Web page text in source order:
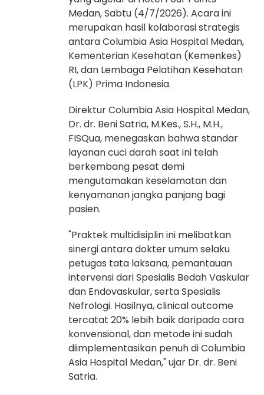
Medan, Sabtu (4/7/2026). Acara ini
merupakan hasil kolaborasi strategis
antara Columbia Asia Hospital Medan,
Kementerian Kesehatan (Kemenkes)
RI, dan Lembaga Pelatihan Kesehatan
(LPK) Prima Indonesia.
Direktur Columbia Asia Hospital Medan,
Dr. dr. Beni Satria, M.Kes., S.H., M.H.,
FISQua, menegaskan bahwa standar
layanan cuci darah saat ini telah
berkembang pesat demi
mengutamakan keselamatan dan
kenyamanan jangka panjang bagi
pasien.
"Praktek multidisiplin ini melibatkan
sinergi antara dokter umum selaku
petugas tata laksana, pemantauan
intervensi dari Spesialis Bedah Vaskular
dan Endovaskular, serta Spesialis
Nefrologi. Hasilnya, clinical outcome
tercatat 20% lebih baik daripada cara
konvensional, dan metode ini sudah
diimplementasikan penuh di Columbia
Asia Hospital Medan," ujar Dr. dr. Beni
Satria.